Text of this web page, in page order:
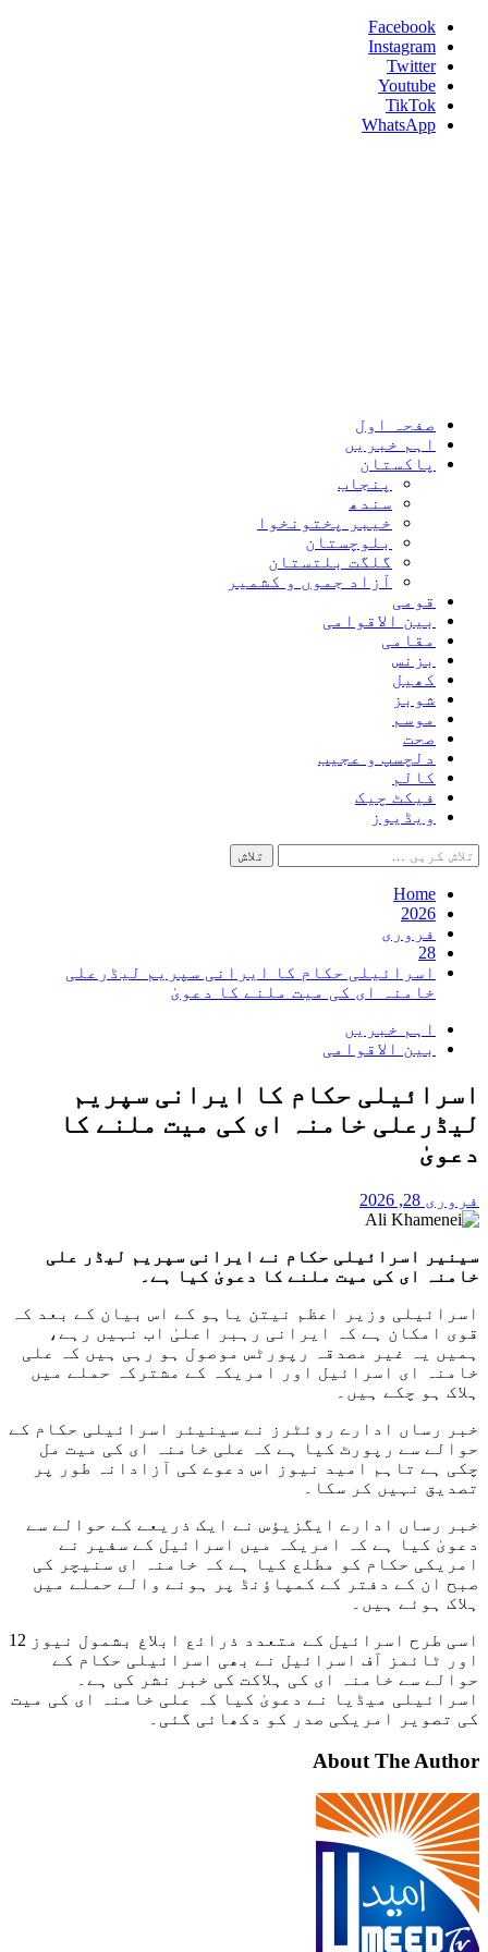
Skip
content
Facebook
Instagram
Twitter
Youtube
TikTok
WhatsApp
صفحہ اول
اہم خبریں
پاکستان
پنجاب
سندھ
خیبر پختونخوا
بلوچستان
گلگت بلتستان
آزاد جموں و کشمیر
قومی
بین الاقوامی
مقامی
بزنس
کھیل
شوبز
موسم
صحت
دلچسپ و عجیب
کالم
فیکٹ چیک
ویڈیوز
تلاش
کریں
برائے:Home
2026
فروری
28
اسرائیلی حکام کا ایرانی سپریم لیڈرعلی
خامنہ ای کی میت ملنے کا دعویٰ
اہم خبریں
بین الاقوامی
اسرائیلی حکام کا ایرانی سپریم
لیڈرعلی خامنہ ای کی میت ملنے کا
دعویٰ
فروری 28, 2026
سینیر اسرائیلی حکام نے ایرانی سپریم لیڈر علی
خامنہ ای کی میت ملنے کا دعویٰ کیا ہے۔
اسرائیلی وزیر اعظم نیتن یاہو کے اس بیان کے بعد کہ
قوی امکان ہے کہ ایرانی رہبر اعلیٰ اب نہیں رہے،
ہمیں یہ غیر مصدقہ رپورٹس موصول ہو رہی ہیں کہ علی
خامنہ ای اسرائیل اور امریکہ کے مشترکہ حملے میں
ہلاک ہو چکے ہیں۔
خبر رساں ادارے روئٹرز نے سینیئر اسرائیلی حکام کے
حوالے سے رپورٹ کیا ہے کہ علی خامنہ ای کی میت مل
چکی ہے تاہم امید نیوز اس دعوے کی آزادانہ طور پر
تصدیق نہیں کر سکا۔
خبر رساں ادارے ایگزیؤس نے ایک ذریعے کے حوالے سے
دعویٰ کیا ہے کہ امریکہ میں اسرائیل کے سفیر نے
امریکی حکام کو مطلع کیا ہے کہ خامنہ ای سنیچر کی
صبح ان کے دفتر کے کمپاؤنڈ پر ہونے والے حملے میں
ہلاک ہوئے ہیں۔
اسی طرح اسرائیل کے متعدد ذرائع ابلاغ بشمول نیوز 12
اور ٹائمز آف اسرائیل نے بھی اسرائیلی حکام کے
حوالے سے خامنہ ای کی ہلاکت کی خبر نشر کی ہے۔
اسرائیلی میڈیا نے دعویٰ کیا کہ علی خامنہ ای کی میت
کی تصویر امریکی صدر کو دکھائی گئی۔
About The Author